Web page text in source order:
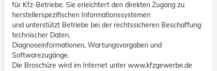
für Kfz-Betriebe. Sie erleichtert den direkten Zugang zu
herstellerspezifischen Informationssystemen
und unterstützt Betriebe bei der rechtssicheren Beschaffung
technischer Daten,
Diagnoseinformationen, Wartungsvorgaben und
Softwarezugänge.
Die Broschüre wird im Internet unter www.kfzgewerbe.de